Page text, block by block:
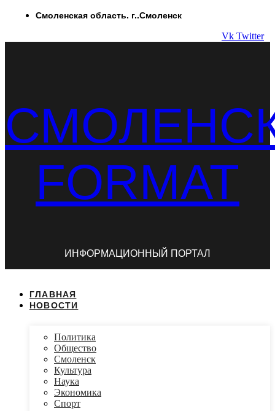
ПерейтиСмоленская область. г..Смоленск
Vk Twitter
FORMAT
ИНФОРМАЦИОННЫЙ ПОРТАЛ
ГЛАВНАЯ
НОВОСТИ
Политика
Общество
Смоленск
Культура
Наука
Экономика
Спорт